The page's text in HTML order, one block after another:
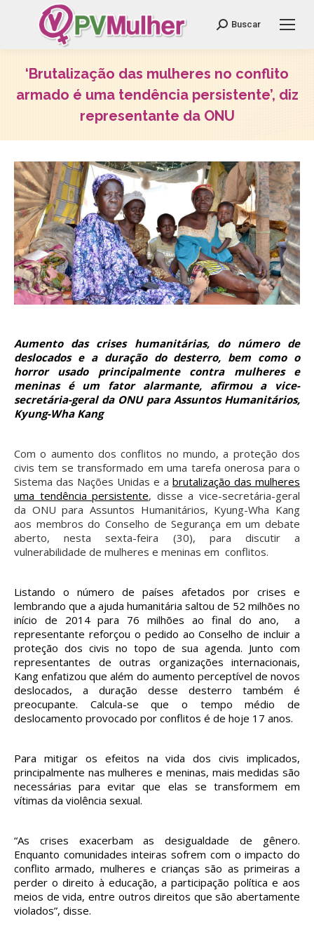
Search:
Buscar
‘Brutalização das mulheres no conflito
armado é uma tendência persistente’, diz
representante da ONU
Aumento das crises humanitárias, do número de
deslocados e a duração do desterro, bem como o
horror usado principalmente contra mulheres e
meninas é um fator alarmante, afirmou a vice-
secretária-geral da ONU para Assuntos Humanitários,
Kyung-Wha Kang
Com o aumento dos conflitos no mundo, a proteção dos
civis tem se transformado em uma tarefa onerosa para o
Sistema das Nações Unidas e a brutalização das mulheres
uma tendência persistente, disse a vice-secretária-geral
da ONU para Assuntos Humanitários, Kyung-Wha Kang
aos membros do Conselho de Segurança em um debate
aberto, nesta sexta-feira (30), para discutir a
vulnerabilidade de mulheres e meninas em conflitos.
Listando o número de países afetados por crises e
lembrando que a ajuda humanitária saltou de 52 milhões no
início de 2014 para 76 milhões ao final do ano, a
representante reforçou o pedido ao Conselho de incluir a
proteção dos civis no topo de sua agenda. Junto com
representantes de outras organizações internacionais,
Kang enfatizou que além do aumento perceptível de novos
deslocados, a duração desse desterro também é
preocupante. Calcula-se que o tempo médio de
deslocamento provocado por conflitos é de hoje 17 anos.
Para mitigar os efeitos na vida dos civis implicados,
principalmente nas mulheres e meninas, mais medidas são
necessárias para evitar que elas se transformem em
vítimas da violência sexual.
“As crises exacerbam as desigualdade de gênero.
Enquanto comunidades inteiras sofrem com o impacto do
conflito armado, mulheres e crianças são as primeiras a
perder o direito à educação, a participação política e aos
meios de vida, entre outros direitos que são abertamente
violados”, disse.